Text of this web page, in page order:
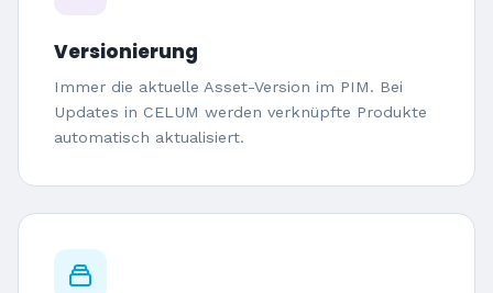
Versionierung
Immer die aktuelle Asset-Version im PIM. Bei
Updates in CELUM werden verknüpfte Produkte
automatisch aktualisiert.